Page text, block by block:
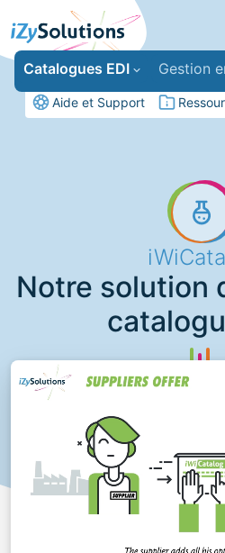
Aide et Support
Catalogues EDI Gestion
Notre solution